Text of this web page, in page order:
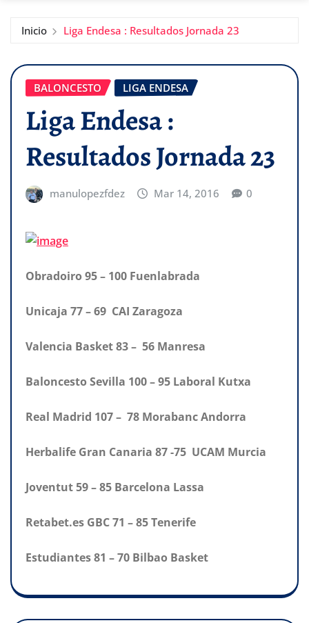
Inicio Liga Endesa : Resultados Jornada 23
BALONCESTO LIGA ENDESA
Liga Endesa :
Resultados Jornada 23
manulopezfdez Mar 14, 2016 0
Obradoiro 95 – 100 Fuenlabrada
Unicaja 77 – 69 CAI Zaragoza
Valencia Basket 83 – 56 Manresa
Baloncesto Sevilla 100 – 95 Laboral Kutxa
Real Madrid 107 – 78 Morabanc Andorra
Herbalife Gran Canaria 87 -75 UCAM Murcia
Joventut 59 – 85 Barcelona Lassa
Retabet.es GBC 71 – 85 Tenerife
Estudiantes 81 – 70 Bilbao Basket